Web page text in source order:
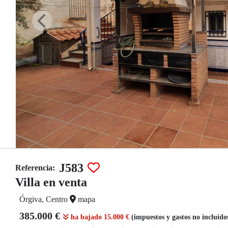
Referencia: J583
Villa en venta
Órgiva, Centro mapa
385.000 € ha bajado 15.000 € (impuestos y gastos no